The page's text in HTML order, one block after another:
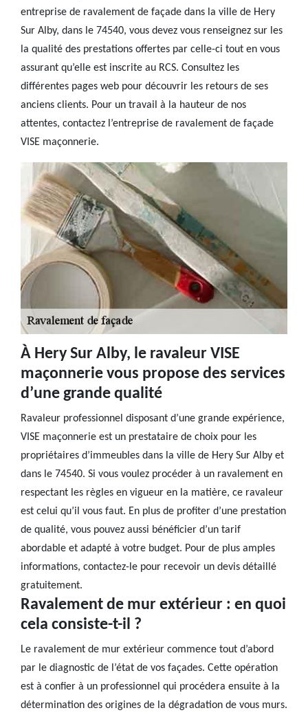
entreprise de ravalement de façade dans la ville de Hery
Sur Alby, dans le 74540, vous devez vous renseignez sur les
la qualité des prestations offertes par celle-ci tout en vous
assurant qu’elle est inscrite au RCS. Consultez les
différentes pages web pour découvrir les retours de ses
anciens clients. Pour un travail à la hauteur de nos
attentes, contactez l’entreprise de ravalement de façade
VISE maçonnerie.
À Hery Sur Alby, le ravaleur VISE
maçonnerie vous propose des services
d’une grande qualité
Ravaleur professionnel disposant d’une grande expérience,
VISE maçonnerie est un prestataire de choix pour les
propriétaires d’immeubles dans la ville de Hery Sur Alby et
dans le 74540. Si vous voulez procéder à un ravalement en
respectant les règles en vigueur en la matière, ce ravaleur
est celui qu’il vous faut. En plus de profiter d’une prestation
de qualité, vous pouvez aussi bénéficier d’un tarif
abordable et adapté à votre budget. Pour de plus amples
informations, contactez-le pour recevoir un devis détaillé
gratuitement.
Ravalement de mur extérieur : en quoi
cela consiste-t-il ?
Le ravalement de mur extérieur commence tout d’abord
par le diagnostic de l’état de vos façades. Cette opération
est à confier à un professionnel qui procédera ensuite à la
détermination des origines de la dégradation de vous murs.